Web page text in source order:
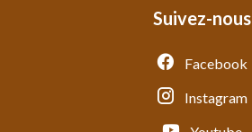
Suivez-nous
Facebook
Instagram